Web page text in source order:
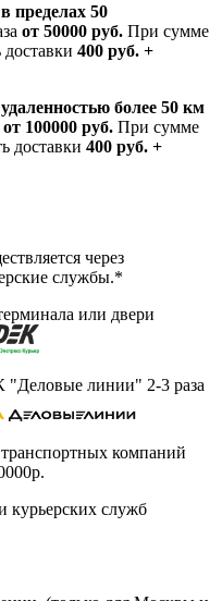
пределах 50
от 50000 руб. При сумме
доставки 400 руб. +
более 50 км
от 100000 руб. При сумме
доставки 400 руб. +
через
службы.*
или двери
линии" 2-3 раза
компаний
курьерских служб